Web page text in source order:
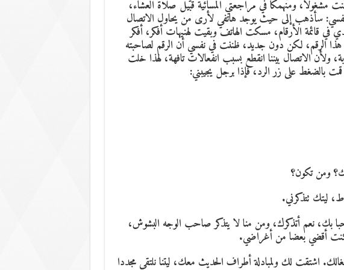
ومنهمكا في مراجعتي المسائية قبيل صلاة العشاء،
في نفسي: سأذهب إلى حيث يوجد هاتفي لأرى من يحاول الاتصال
قائمة الأرقام، مسكت الهاتف وبقيت لهنيهات أفكر، أفكر
الرقم، لكن دون جديد، ظننت في نفسي أن الرقم لصاحبته
ولأن الاتصال بيننا انقطع بسبب انفعالات تافهة، لهذا خلت
بالضغط على زر الرد، فإذا برجل يجيبني:
ومن تكون؟
ليتك تتذكرني.
بك، نعم أتذكرك، ومن منا لا يتذكر صاحب الوجه البشوش،
كنت أقضي بعضا من أغراضي.
اشتقت لك ولمبادلة أطراف الحديث معك، ليتنا نلتقي مجددا